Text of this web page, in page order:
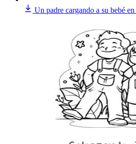
Un padre cargando a su bebé